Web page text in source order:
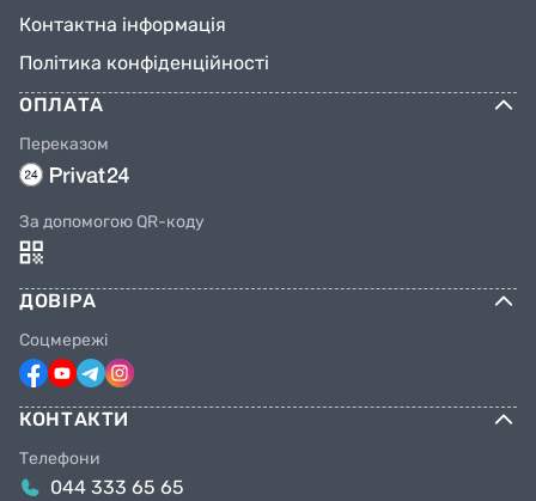
Контактна інформація
Політика конфіденційності
ОПЛАТА
Переказом
За допомогою QR-коду
ДОВІРА
Соцмережі
КОНТАКТИ
Телефони
044 333 65 65